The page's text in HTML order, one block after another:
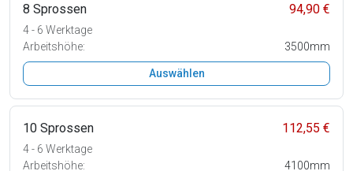
8 Sprossen 94,90 €
4 - 6 Werktage
Arbeitshöhe:
3500mm
Auswählen
10 Sprossen 112,55 €
4 - 6 Werktage
Arbeitshöhe:
4100mm